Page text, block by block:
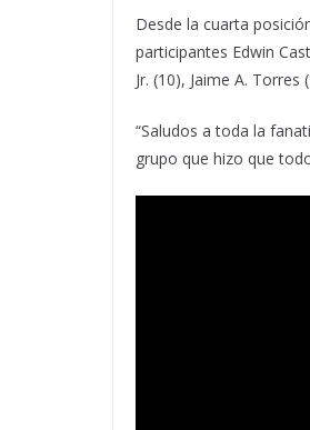
Desde la cuarta
participantes Edwin
Jr. (10), Jaime A.
“Saludos a toda la
grupo que hizo que